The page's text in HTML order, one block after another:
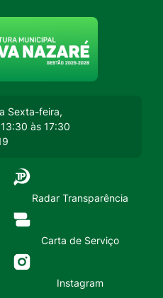
principal
Sexta-feira,
às 17:30
Radar Transparência
Carta de Serviço
Instagram